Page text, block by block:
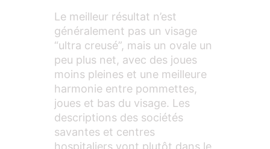
Le meilleur résultat n’est
généralement pas un visage
“ultra creusé”, mais un ovale un
peu plus net, avec des joues
moins pleines et une meilleure
harmonie entre pommettes,
joues et bas du visage. Les
descriptions des sociétés
savantes et centres
hospitaliers vont plutôt dans le